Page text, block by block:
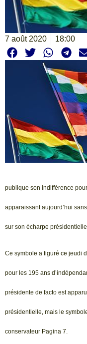
7 août 2020 18:00
publique son indifférence
apparaissant aujourd’hui
sur son écharpe présidentielle.
Ce symbole a figuré ce jeudi
pour les 195 ans
présidente de facto est
présidentielle, mais le
conservateur Pagina 7.